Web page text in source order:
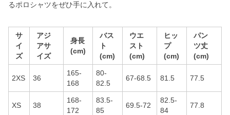
るポロシャツをぜひ手に入れて。
サ
イ
ズ
アジ
アサ
イズ
身長
(cm)
バス
ト
(cm)
ウエ
スト
(cm)
ヒッ
プ
(cm)
パン
ツ丈
(cm)
2XS 36
165-
168
80-
82.5
67-68.5 81.5 77.5
XS 38
168-
172
83.5-
85
69.5-72
82.5-
84
77.8